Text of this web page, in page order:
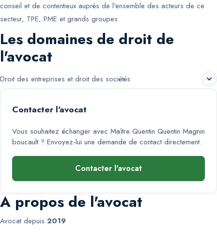
conseil et de contentieux auprès de l'ensemble des acteurs de ce
secteur, TPE, PME et grands groupes
Les domaines de droit de
l'avocat
Droit des entreprises et droit des sociétés
Contacter l'avocat
Vous souhaitez échanger avec Maître Quentin Quentin Magnin
boucault? Envoyez-lui une demande de contact directement.
Contacter l'avocat
A propos de l'avocat
Avocat depuis 2019